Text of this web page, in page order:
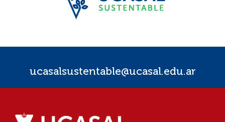
ucasalsustentable@ucasal.edu.ar